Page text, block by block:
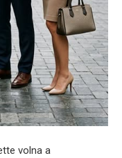
volna a